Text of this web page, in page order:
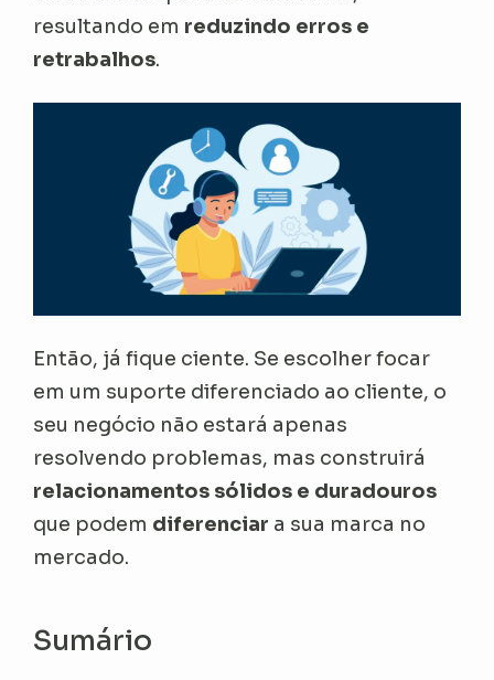
resultando em reduzindo erros e
retrabalhos.
Então, já fique ciente. Se escolher focar
em um suporte diferenciado ao cliente, o
seu negócio não estará apenas
resolvendo problemas, mas construirá
relacionamentos sólidos e duradouros
que podem diferenciar a sua marca no
mercado.
Sumário